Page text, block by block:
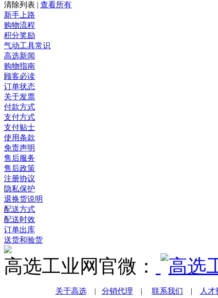
清除列表 | 查看所有
新手上路
购物流程
积分奖励
气动工具常识
高选新闻
购物指南
顾客必读
订单状态
关于发票
付款方式
支付方式
支付贴士
使用条款
免责声明
售后服务
售后政策
注册协议
隐私保护
退换货说明
配送方式
配送时效
订单出库
送货和验货
高选工业网官微：
关于高选| 分销代理 | 联系我们 |
人才